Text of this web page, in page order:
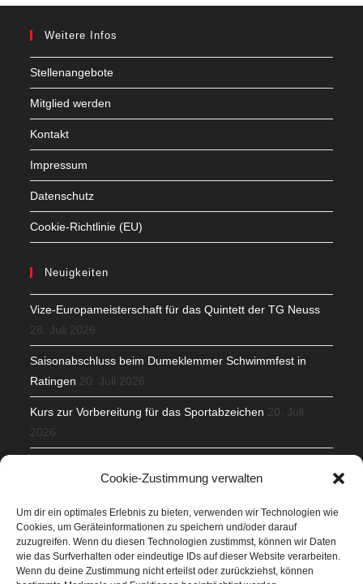
Cookie-Zustimmung verwalten
Um dir ein optimales Erlebnis zu bieten, verwenden wir Technologien wie
Cookies, um Geräteinformationen zu speichern und/oder darauf
zuzugreifen. Wenn du diesen Technologien zustimmst, können wir Daten
wie das Surfverhalten oder eindeutige IDs auf dieser Website verarbeiten.
Wenn du deine Zustimmung nicht erteilst oder zurückziehst, können
Weitere Infos
Stellenangebote
Mitglied werden
Kontakt
Impressum
Datenschutz
Cookie-Richtlinie (EU)
Neuigkeiten
Vize-Europameisterschaft für das Quintett der TG Neuss
28. Juli 2026
Saisonabschluss beim Dumeklemmer Schwimmfest in
Ratingen 20. Juli 2026
Kurs zur Vorbereitung für das Sportabzeichen 20. Juli
2026
Veranstaltungen
Höffner Run